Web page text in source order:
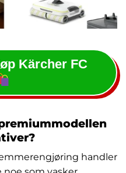
Kärcher FC
handler